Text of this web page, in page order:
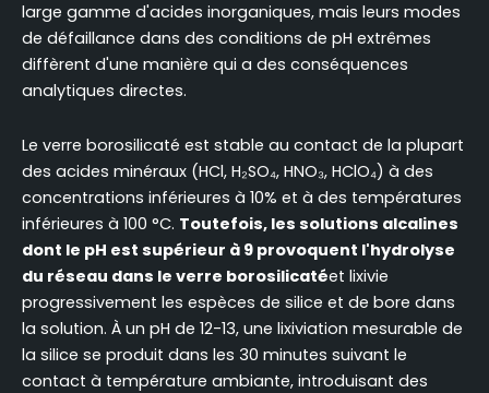
large gamme d'acides inorganiques, mais leurs modes
de défaillance dans des conditions de pH extrêmes
diffèrent d'une manière qui a des conséquences
analytiques directes.
Le verre borosilicaté est stable au contact de la plupart
des acides minéraux (HCl, H₂SO₄, HNO₃, HClO₄) à des
concentrations inférieures à 10% et à des températures
inférieures à 100 °C. Toutefois, les solutions alcalines
dont le pH est supérieur à 9 provoquent l'hydrolyse
du réseau dans le verre borosilicatéet lixivie
progressivement les espèces de silice et de bore dans
la solution. À un pH de 12-13, une lixiviation mesurable de
la silice se produit dans les 30 minutes suivant le
contact à température ambiante, introduisant des